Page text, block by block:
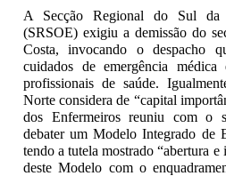
A Secção Regional do Sul da
(SRSOE) exigiu a demissão do
Costa, invocando o despacho
cuidados de emergência
profissionais de saúde.
Norte considera de “capital
dos Enfermeiros reuniu com o
debater um Modelo Integrado de
tendo a tutela mostrado “abertura e
deste Modelo com o